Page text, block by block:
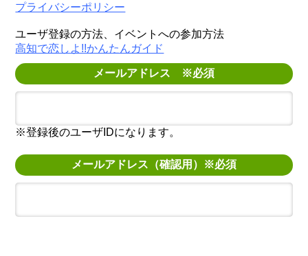
プライバシーポリシー
ユーザ登録の方法、イベントへの参加方法
高知で恋しよ!!かんたんガイド
メールアドレス ※必須
※登録後のユーザIDになります。
メールアドレス（確認用）※必須